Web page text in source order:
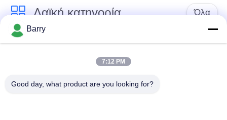
Λαϊκή κατηγορία Όλα
Ρυθμιστής πίεσης
Ρυθμιστής αερίου του
Φίσερ
Διαφορική συσκευή
Barry
7:12 PM
Good day, what product are you looking for?